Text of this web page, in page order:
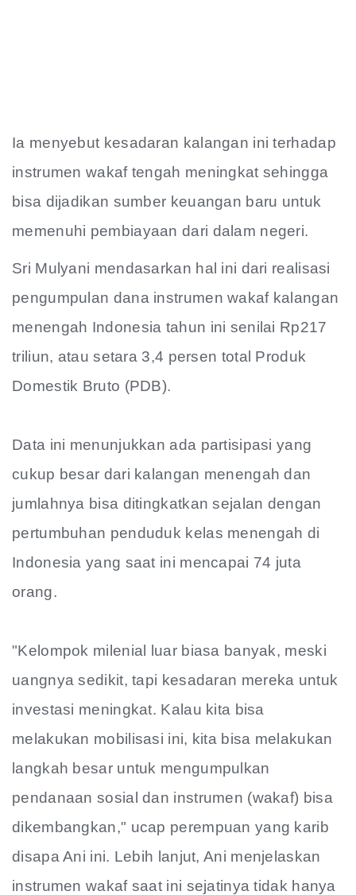
Ia menyebut kesadaran kalangan ini terhadap
instrumen wakaf tengah meningkat sehingga
bisa dijadikan sumber keuangan baru untuk
memenuhi pembiayaan dari dalam negeri.
Sri Mulyani mendasarkan hal ini dari realisasi
pengumpulan dana instrumen wakaf kalangan
menengah Indonesia tahun ini senilai Rp217
triliun, atau setara 3,4 persen total Produk
Domestik Bruto (PDB).
Data ini menunjukkan ada partisipasi yang
cukup besar dari kalangan menengah dan
jumlahnya bisa ditingkatkan sejalan dengan
pertumbuhan penduduk kelas menengah di
Indonesia yang saat ini mencapai 74 juta
orang.
"Kelompok milenial luar biasa banyak, meski
uangnya sedikit, tapi kesadaran mereka untuk
investasi meningkat. Kalau kita bisa
melakukan mobilisasi ini, kita bisa melakukan
langkah besar untuk mengumpulkan
pendanaan sosial dan instrumen (wakaf) bisa
dikembangkan," ucap perempuan yang karib
disapa Ani ini. Lebih lanjut, Ani menjelaskan
instrumen wakaf saat ini sejatinya tidak hanya